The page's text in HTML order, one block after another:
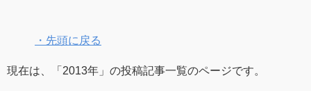
・先頭に戻る
現在は、「2013年」の投稿記事一覧のページです。